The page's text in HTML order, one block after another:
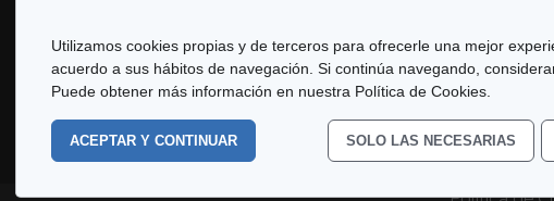
Utilizamos cookies propias y de terceros para ofrecerle una mejor
acuerdo a sus hábitos de navegación. Si continúa navegando,
Puede obtener más información en nuestra Política de Cookies.
ACEPTAR Y CONTINUAR SOLO LAS NECESARIAS
Copyright© 2026 LSyM, Laboratorio de